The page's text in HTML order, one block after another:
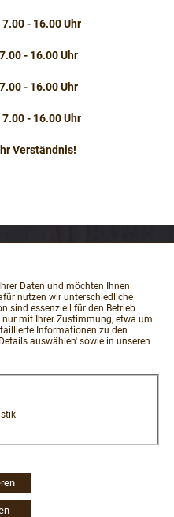
Daten und möchten Ihnen
nutzen wir unterschiedliche
sind essenziell für den Betrieb
nur mit Ihrer Zustimmung, etwa um
Informationen zu den
auswählen' sowie in unseren
- 16.00 Uhr
- 16.00 Uhr
- 16.00 Uhr
- 16.00 Uhr
Verständnis!